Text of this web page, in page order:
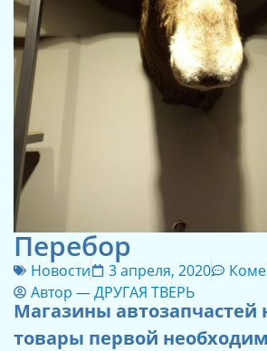
Перебор
Новости 3 апреля, 2020
Автор —ДРУГАЯ ТВЕРЬ
Магазины автозапчастей
товары первой